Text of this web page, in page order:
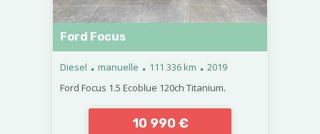
Ford Focus
Diesel . manuelle . 111 336 km . 2019
Ford Focus 1.5 Ecoblue 120ch Titanium.
10 990 €